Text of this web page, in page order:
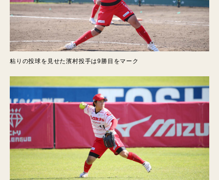
粘りの投球を見せた濱村投手は9勝目をマーク